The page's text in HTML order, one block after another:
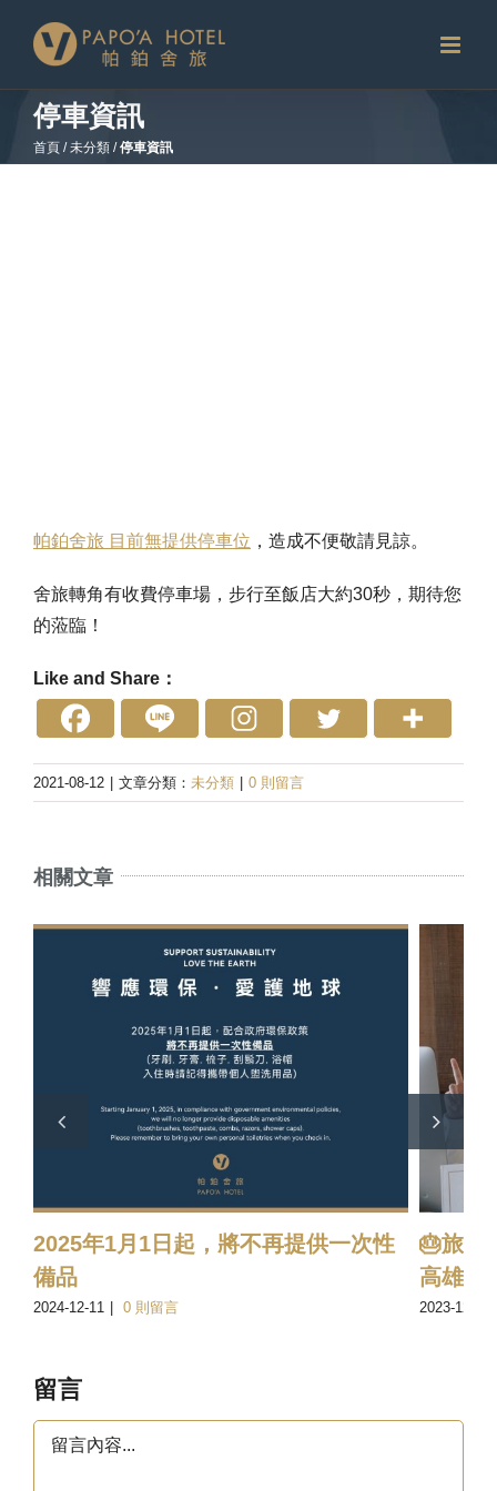
停車資訊
首頁 /未分類 /停車資訊
帕鉑舍旅 目前無提供停車位 ，造成不便敬請見諒。
舍旅轉角有收費停車場，步行至飯店大約30秒，期待您
的蒞臨！
Like and Share：
2021-08-12 文章分類： 未分類 0 則留言
相關文章
2025年1月1日起，將不再提供一次性
備品
2024-12-11 0 則留言
🎂旅店
高雄，
2023-12-08
留言